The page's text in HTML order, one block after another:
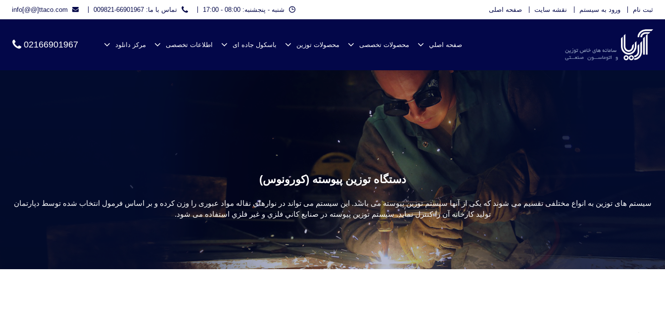
ثبت نام ورود به سیستم نقشه سایت صفحه اصلی شنبه - پنجشنبه: 08:00 - 17:00 تماس با ما: 66901967-009821 info[@@]ttaco.com
صفحه اصلي محصولات تخصصی محصولات توزین باسکول جاده ای اطلاعات تخصصی مرکز دانلود 02166901967
دستگاه توزین پیوسته (کورونوس)
سیستم های توزین به انواع مختلفی تقسیم می شوند که یکی از آنها سیستم توزین پیوسته می باشد. این سیستم می تواند در نوارهاي نقاله مواد عبوری را وزن کرده و بر اساس فرمول انتخاب شده توسط دپارتمان
تولید کارخانه آن را کنترل نماید. سیستم توزین پیوسته در صنایع کاني فلزي و غير فلزي استفاده می شود.